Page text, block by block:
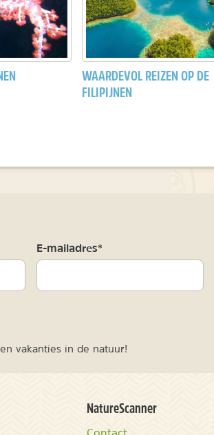
WAARDEVOL REIZEN OP DE
FILIPIJNEN
E-mailadres*
vakanties in de natuur!
NatureScanner
Contact